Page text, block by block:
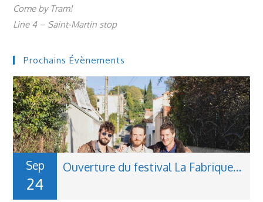
Come by Tram!
Line 4 – Saint-Martin stop
Prochains Évènements
Sep
24
Ouverture du festival La Fabrique du Jazz à Montauban